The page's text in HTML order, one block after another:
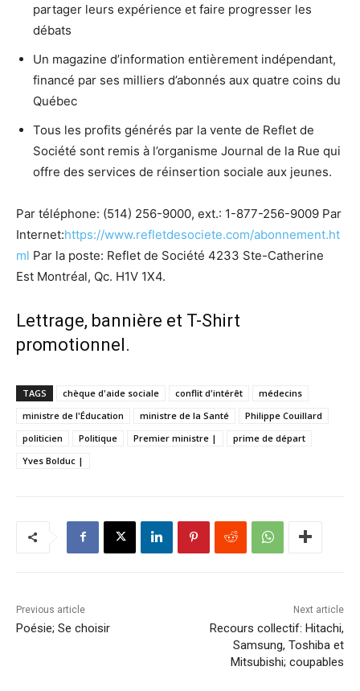
partager leurs expérience et faire progresser les
débats
Un magazine d’information entièrement indépendant,
financé par ses milliers d’abonnés aux quatre coins du
Québec
Tous les profits générés par la vente de Reflet de
Société sont remis à l’organisme Journal de la Rue qui
offre des services de réinsertion sociale aux jeunes.
Par téléphone: (514) 256-9000, ext.: 1-877-256-9009 Par
Internet:https://www.refletdesociete.com/abonnement.ht
ml Par la poste: Reflet de Société 4233 Ste-Catherine
Est Montréal, Qc. H1V 1X4.
Lettrage, bannière et T-Shirt
promotionnel.
TAGS chèque d'aide sociale conflit d'intérêt
médecins
ministre de l'Éducation
ministre de la Santé
Philippe Couillard
politicien
Politique Premier ministre |
prime de départ
Yves Bolduc |
Previous article
Poésie; Se choisir
Next article
Recours collectif: Hitachi,
Samsung, Toshiba et
Mitsubishi; coupables